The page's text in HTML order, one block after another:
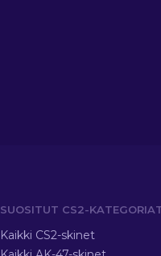
SUOSITUT CS2-
Kaikki CS2-skinet